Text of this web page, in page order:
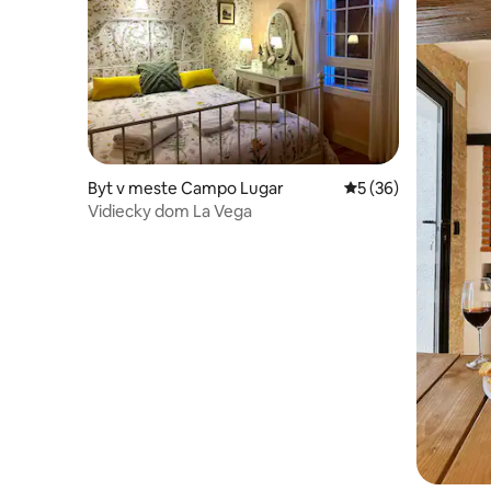
Byt v meste Campo Lugar Priemerné
5 (36)
Vidiecky dom La Vega